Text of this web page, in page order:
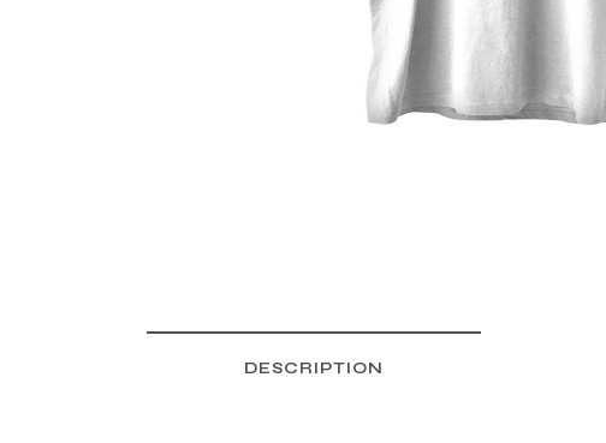
DESCRIPTION